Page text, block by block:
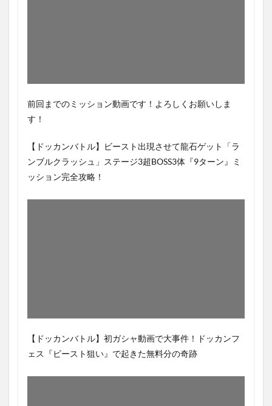
前回までのミッション動画です！よろしくお願いしま
す！
【ドッカンバトル】ビースト出現させて龍石ゲット「ラ
ンブルクラッシュ」ステージ3超BOSS3体『9ターン』ミ
ッション完全攻略！
【ドッカンバトル】初ガシャ動画で大事件！ドッカンフ
ェス『ビースト狙い』で起きた無料分の奇跡